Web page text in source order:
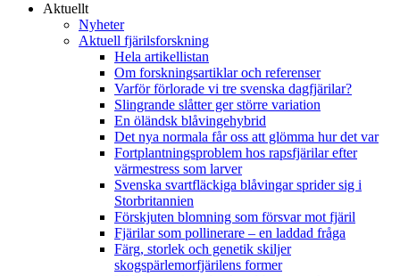
Aktuellt
Nyheter
Aktuell fjärilsforskning
Hela artikellistan
Om forskningsartiklar och referenser
Varför förlorade vi tre svenska dagfjärilar?
Slingrande slåtter ger större variation
En öländsk blåvingehybrid
Det nya normala får oss att glömma hur det var
Fortplantningsproblem hos rapsfjärilar efter
värmestress som larver
Svenska svartfläckiga blåvingar sprider sig i
Storbritannien
Förskjuten blomning som försvar mot fjäril
Fjärilar som pollinerare – en laddad fråga
Färg, storlek och genetik skiljer
skogspärlemorfjärilens former